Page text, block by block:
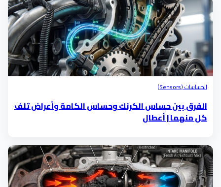
الحساسات (Sensors)
الفرق بين حساس الكرنك وحساس الكامة وأعراض تلف
كل منهما | أعطال